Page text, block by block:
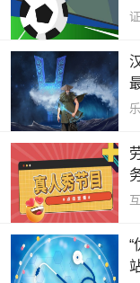
“